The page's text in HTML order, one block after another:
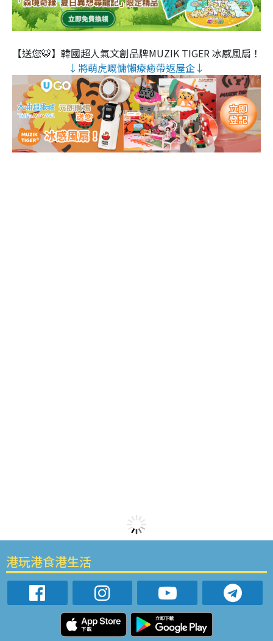
【送您🐯】韓國超人氣文創品牌MUZIK TIGER 冰感風扇！
↓將萌虎嘅慵懶療癒帶返屋企↓
港玩港食港生活